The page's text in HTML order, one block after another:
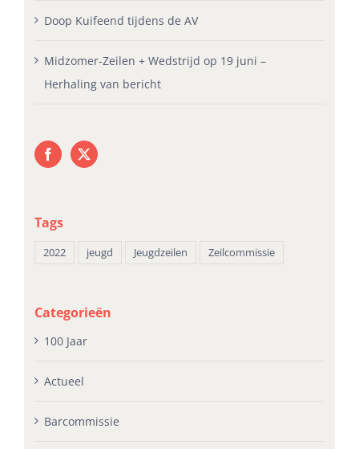
Doop Kuifeend tijdens de AV
Midzomer-Zeilen + Wedstrijd op 19 juni –
Herhaling van bericht
Tags
2022 jeugd Jeugdzeilen Zeilcommissie
Categorieën
100 Jaar
Actueel
Barcommissie